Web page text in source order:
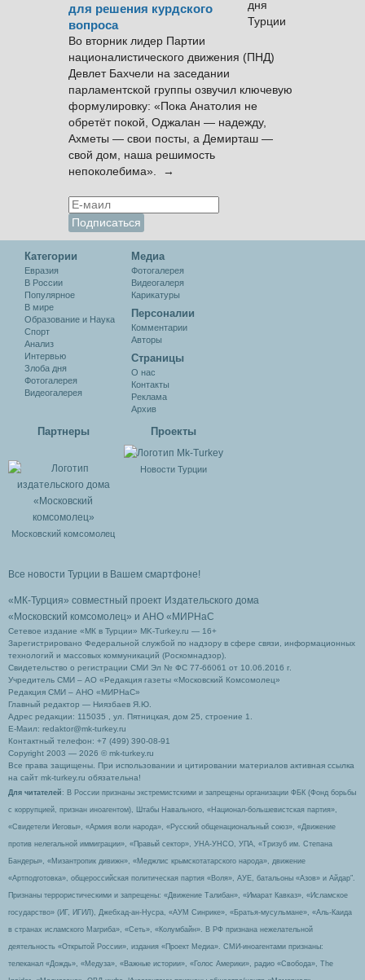
для решения курдского
вопроса
Во вторник лидер Партии
националистического движения (ПНД)
Девлет Бахчели на заседании
парламентской группы озвучил ключевую
формулировку: «Пока Анатолия не
обретёт покой, Оджалан — надежду,
Ахметы — свои посты, а Демирташ —
свой дом, наша решимость
непоколебима». →
Категории
Евразия
В России
Популярное
В мире
Образование и Наука
Спорт
Анализ
Интервью
Злоба дня
Фотогалерея
Видеогалерея
Медиа
Фотогалерея
Видеогалеря
Карикатуры
Персоналии
Комментарии
Авторы
Cтраницы
О нас
Контакты
Реклама
Архив
Партнеры
Московский комсомолец
Проекты
Новости Турции
Все новости Турции в Вашем смартфоне!
«МК-Турция» совместный проект Издательского дома
«Московский комсомолец» и АНО «МИРНаС
Сетевое издание «МК в Турции» MK-Turkey.ru — 16+
Зарегистрировано Федеральной службой по надзору в сфере связи, информационных
технологий и массовых коммуникаций (Роскомнадзор).
Свидетельство о регистрации СМИ Эл № ФС 77-66061 от 10.06.2016 г.
Учредитель СМИ – АО «Редакция газеты «Московский Комсомолец»
Редакция СМИ – АНО «МИРНаС»
Главный редактор — Ниязбаев Я.Ю.
Адрес редакции: 115035 , ул. Пятницкая, дом 25, строение 1.
Е-Маил: redaktor@mk-turkey.ru
Контактный телефон: +7 (499) 390-08-91
Copyright 2003 — 2026 © mk-turkey.ru
Все права защищены. При использовании и цитировании материалов активная ссылка
на сайт mk-turkey.ru обязательна!
Для читателей : В России признаны экстремистскими и запрещены организации ФБК (Фонд борьбы
с коррупцией, признан иноагентом), Штабы Навального, «Национал-большевистская партия»,
«Свидетели Иеговы», «Армия воли народа», «Русский общенациональный союз», «Движение
против нелегальной иммиграции», «Правый сектор», УНА-УНСО, УПА, «Тризуб им. Степана
Бандеры», «Мизантропик дивижн», «Меджлис крымскотатарского народа», движение
«Артподготовка», общероссийская политическая партия «Воля», АУЕ, батальоны «Азов» и Айдар″.
Признаны террористическими и запрещены: «Движение Талибан», «Имарат Кавказ», «Исламское
государство» (ИГ, ИГИЛ), Джебхад-ан-Нусра, «АУМ Синрике», «Братья-мусульмане», «Аль-Каида
в странах исламского Магриба», «Сеть», «Колумбайн». В РФ признана нежелательной
деятельность «Открытой России», издания «Проект Медиа». СМИ-иноагентами признаны:
телеканал «Дождь», «Медуза», «Важные истории», «Голос Америки», радио «Свобода», The